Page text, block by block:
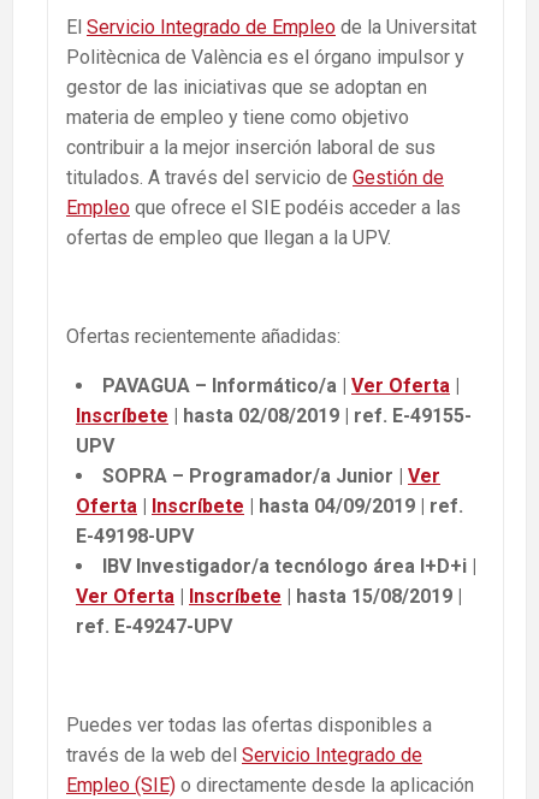
El Servicio Integrado de Empleo de la Universitat
Politècnica de València es el órgano impulsor y
gestor de las iniciativas que se adoptan en
materia de empleo y tiene como objetivo
contribuir a la mejor inserción laboral de sus
titulados. A través del servicio de Gestión de
Empleo que ofrece el SIE podéis acceder a las
ofertas de empleo que llegan a la UPV.
Ofertas recientemente añadidas:
PAVAGUA – Informático/a | Ver Oferta |
Inscríbete | hasta 02/08/2019 | ref. E-49155-
UPV
SOPRA – Programador/a Junior | Ver
Oferta | Inscríbete | hasta 04/09/2019 | ref.
E-49198-UPV
IBV Investigador/a tecnólogo área I+D+i |
Ver Oferta | Inscríbete | hasta 15/08/2019 |
ref. E-49247-UPV
Puedes ver todas las ofertas disponibles a
través de la web del Servicio Integrado de
Empleo (SIE) o directamente desde la aplicación